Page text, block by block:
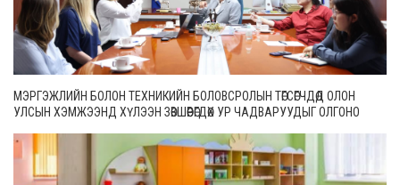
МЭРГЭЖЛИЙН БОЛОН ТЕХНИКИЙН БОЛОВСРОЛЫН ТӨГСӨГЧДӨД ОЛОН
УЛСЫН ХЭМЖЭЭНД ХҮЛЭЭН ЗӨВШӨӨРӨГДӨХ УР ЧАДВАРУУДЫГ ОЛГОНО